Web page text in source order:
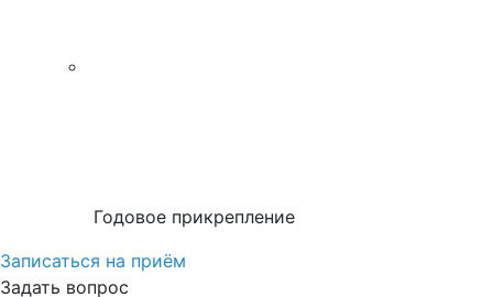
Годовое прикрепление
Записаться на приём
Задать вопрос